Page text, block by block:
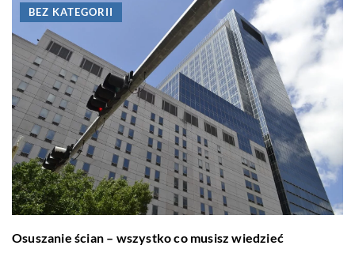
BEZ KATEGORII
Osuszanie ścian – wszystko co musisz wiedzieć